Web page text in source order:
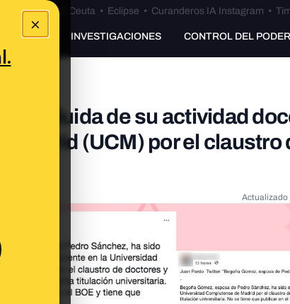
×
Ceuta•Bulos Ceuta • Eclipse • Curanderos IA Instagram •
INVESTIGACIONES CONTROL DEL PODER
excluida de su actividad
Madrid (UCM) por el claustro
Actualizado